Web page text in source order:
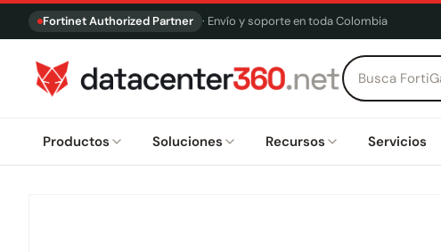
Fortinet Authorized Partner · Envío y soporte en toda Colombia
Productos Soluciones Recursos Servicios